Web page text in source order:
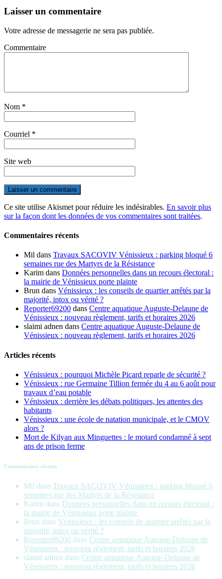
Laisser un commentaire
Votre adresse de messagerie ne sera pas publiée.
Commentaire
Nom *
Courriel *
Site web
Ce site utilise Akismet pour réduire les indésirables. En savoir plus
sur la façon dont les données de vos commentaires sont traitées.
Commentaires récents
Mil dans Travaux SACOVIV Vénissieux : parking bloqué 6
semaines rue des Martyrs de la Résistance
Karim dans Données personnelles dans un recours électoral :
la mairie de Vénissieux porte plainte
Brun dans Vénissieux : les conseils de quartier arrêtés par la
majorité, intox ou vérité ?
Reporter69200 dans Centre aquatique Auguste-Delaune de
Vénissieux : nouveau règlement, tarifs et horaires 2026
slaimi adnen dans Centre aquatique Auguste-Delaune de
Vénissieux : nouveau règlement, tarifs et horaires 2026
Articles récents
Vénissieux : pourquoi Michèle Picard reparle de sécurité ?
Vénissieux : rue Germaine Tillion fermée du 4 au 6 août pour
travaux d’eau potable
Vénissieux : derrière les débats politiques, les attentes des
habitants
Vénissieux : une école de natation municipale, et le CMOV
alors ?
Mort de Kilyan aux Minguettes : le motard condamné à sept
ans de prison ferme
Commentaires récents
Mil dans Travaux SACOVIV Vénissieux : parking bloqué 6
semaines rue des Martyrs de la Résistance
Karim dans Données personnelles dans un recours électoral :
la mairie de Vénissieux porte plainte
Brun dans Vénissieux : les conseils de quartier arrêtés par la
majorité, intox ou vérité ?
Reporter69200 dans Centre aquatique Auguste-Delaune de
Vénissieux : nouveau règlement, tarifs et horaires 2026
slaimi adnen dans Centre aquatique Auguste-Delaune de
Vénissieux : nouveau règlement, tarifs et horaires 2026